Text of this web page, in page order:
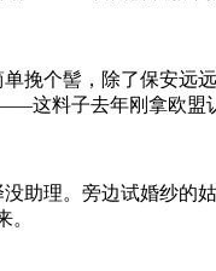
挽个髻，除了保安远
这料子去年刚拿欧盟
助理。旁边试婚纱的
。